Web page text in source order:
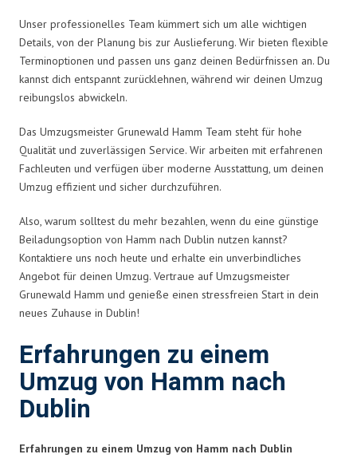
Unser professionelles Team kümmert sich um alle wichtigen
Details, von der Planung bis zur Auslieferung. Wir bieten flexible
Terminoptionen und passen uns ganz deinen Bedürfnissen an. Du
kannst dich entspannt zurücklehnen, während wir deinen Umzug
reibungslos abwickeln.
Das Umzugsmeister Grunewald Hamm Team steht für hohe
Qualität und zuverlässigen Service. Wir arbeiten mit erfahrenen
Fachleuten und verfügen über moderne Ausstattung, um deinen
Umzug effizient und sicher durchzuführen.
Also, warum solltest du mehr bezahlen, wenn du eine günstige
Beiladungsoption von Hamm nach Dublin nutzen kannst?
Kontaktiere uns noch heute und erhalte ein unverbindliches
Angebot für deinen Umzug. Vertraue auf Umzugsmeister
Grunewald Hamm und genieße einen stressfreien Start in dein
neues Zuhause in Dublin!
Erfahrungen zu einem
Umzug von Hamm nach
Dublin
Erfahrungen zu einem Umzug von Hamm nach Dublin